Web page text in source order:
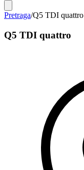
Pretraga/Q5 TDI quattro
Q5 TDI quattro